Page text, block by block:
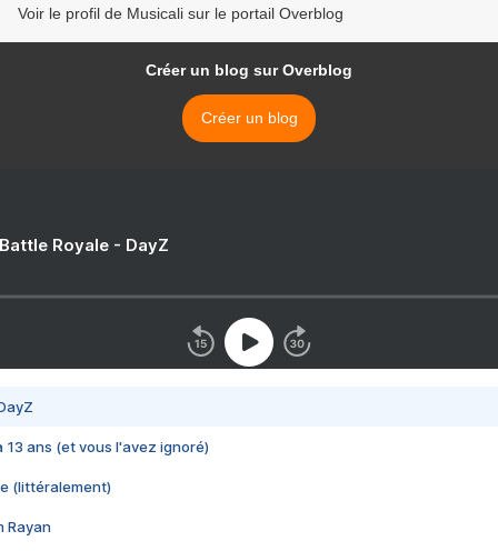
Voir le profil de Musicali sur le portail Overblog
Créer un blog sur Overblog
Créer un blog
Royale - DayZ
13 ans (et vous l'avez ignoré)
(littéralement)
Rayan